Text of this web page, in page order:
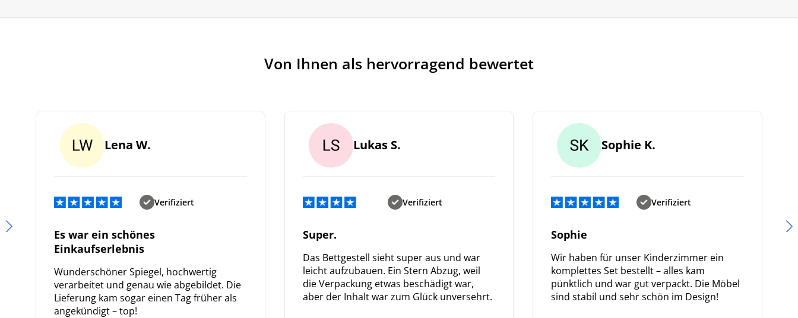
Von Ihnen als hervorragend bewertet
Lena W.
Verifiziert
Es war ein schönes
Einkaufserlebnis
Wunderschöner Spiegel, hochwertig
verarbeitet und genau wie abgebildet. Die
Lieferung kam sogar einen Tag früher als
angekündigt – top!
Lukas S.
Verifiziert
Super.
Das Bettgestell sieht super aus und war
leicht aufzubauen. Ein Stern Abzug, weil
die Verpackung etwas beschädigt war,
aber der Inhalt war zum Glück unversehrt.
Sophie K.
Verifiziert
Sophie
Wir haben für unser Kinderzimmer ein
komplettes Set bestellt – alles kam
pünktlich und war gut verpackt. Die Möbel
sind stabil und sehr schön im Design!